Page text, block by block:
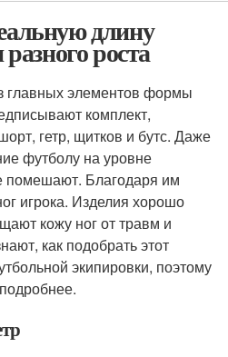
длину
роста
главных элементов формы
комплект,
гетр, щитков и бутс. Даже
футболу на уровне
помешают. Благодаря им
игрока. Изделия хорошо
кожу ног от травм и
как подобрать этот
экипировки, поэтому